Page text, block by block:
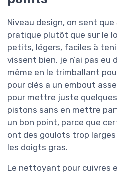
Niveau design, on sent
pratique plutôt que sur le
petits, légers, faciles à
vissent bien, je n’ai pas eu
même en le trimballant
pour clés a un embout
pour mettre juste
pistons sans en mettre
un bon point, parce que
ont des goulots trop
les doigts gras.
Le nettoyant pour cuivres